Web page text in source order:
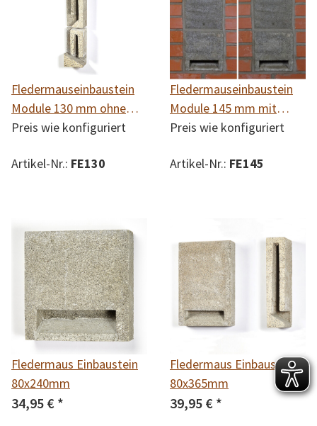
Fledermauseinbaustein
Module 130 mm ohne
Rückwand
Preis wie konfiguriert
Artikel-Nr.: FE130
Fledermauseinbaustein
Module 145 mm mit
Rückwand
Preis wie konfiguriert
Artikel-Nr.: FE145
Fledermaus Einbaustein
80x240mm
34,95 € *
Fledermaus Einbaustein
80x365mm
39,95 € *